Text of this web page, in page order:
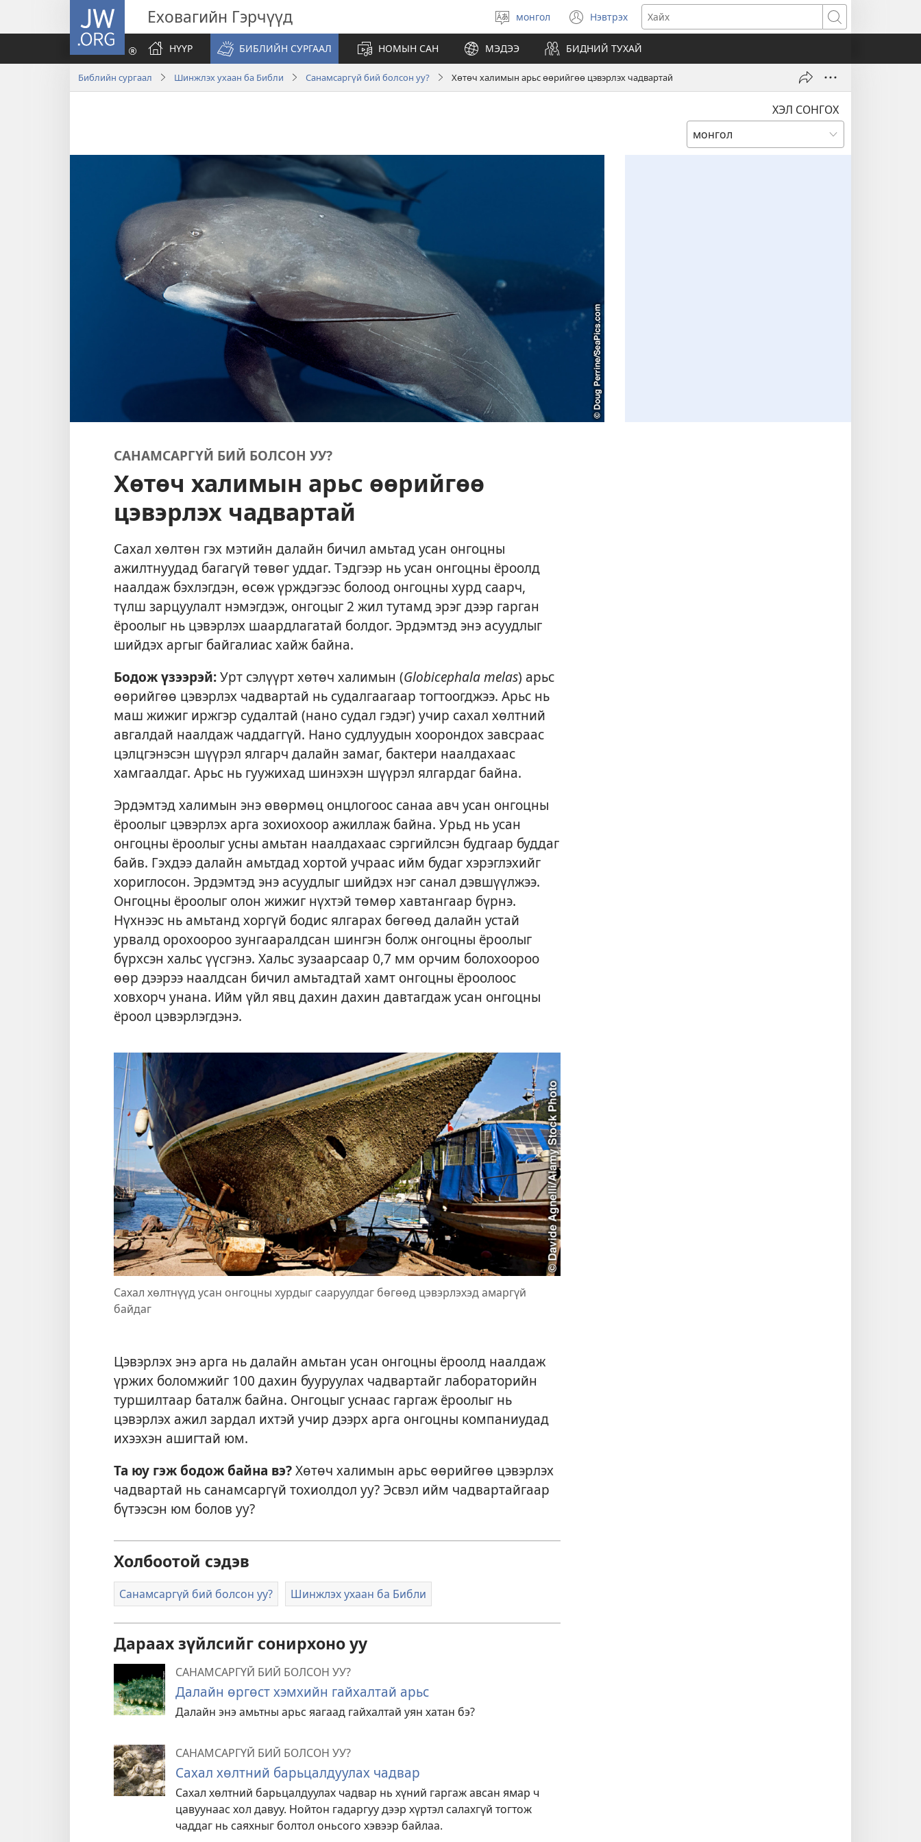
JW.ORG Еховагийн Гэрчүүд
Хэл
сонгох
монгол Нэвтрэх
(opens
new
window)
Хайх
НҮҮР
БИБЛИЙН СУРГААЛ НОМЫН САН МЭДЭЭ БИДНИЙ ТУХАЙ
Библийн сургаал Шинжлэх ухаан ба Библи Санамсаргүй бий болсон уу? Хөтөч халимын арьс өөрийгөө цэвэрлэх чадвартай
ХЭЛ СОНГОХ
САНАМСАРГҮЙ БИЙ БОЛСОН УУ?
Хөтөч халимын арьс өөрийгөө
цэвэрлэх чадвартай
Сахал хөлтөн гэх мэтийн далайн бичил амьтад усан онгоцны
ажилтнуудад багагүй төвөг уддаг. Тэдгээр нь усан онгоцны ёроолд
наалдаж бэхлэгдэн, өсөж үрждэгээс болоод онгоцны хурд саарч,
түлш зарцуулалт нэмэгдэж, онгоцыг 2 жил тутамд эрэг дээр гарган
ёроолыг нь цэвэрлэх шаардлагатай болдог. Эрдэмтэд энэ асуудлыг
шийдэх аргыг байгалиас хайж байна.
Бодож үзээрэй:Урт сэлүүрт хөтөч халимын (Globicephala melas) арьс
өөрийгөө цэвэрлэх чадвартай нь судалгаагаар тогтоогджээ. Арьс нь
маш жижиг иржгэр судалтай (нано судал гэдэг) учир сахал хөлтний
авгалдай наалдаж чаддаггүй. Нано судлуудын хоорондох завсраас
цэлцгэнэсэн шүүрэл ялгарч далайн замаг, бактери наалдахаас
хамгаалдаг. Арьс нь гуужихад шинэхэн шүүрэл ялгардаг байна.
Эрдэмтэд халимын энэ өвөрмөц онцлогоос санаа авч усан онгоцны
ёроолыг цэвэрлэх арга зохиохоор ажиллаж байна. Урьд нь усан
онгоцны ёроолыг усны амьтан наалдахаас сэргийлсэн будгаар буддаг
байв. Гэхдээ далайн амьтдад хортой учраас ийм будаг хэрэглэхийг
хориглосон. Эрдэмтэд энэ асуудлыг шийдэх нэг санал дэвшүүлжээ.
Онгоцны ёроолыг олон жижиг нүхтэй төмөр хавтангаар бүрнэ.
Нүхнээс нь амьтанд хоргүй бодис ялгарах бөгөөд далайн устай
урвалд орохоороо зунгааралдсан шингэн болж онгоцны ёроолыг
бүрхсэн хальс үүсгэнэ. Хальс зузаарсаар 0,7 мм орчим болохоороо
өөр дээрээ наалдсан бичил амьтадтай хамт онгоцны ёроолоос
ховхорч унана. Ийм үйл явц дахин дахин давтагдаж усан онгоцны
ёроол цэвэрлэгдэнэ.
Сахал хөлтнүүд усан онгоцны хурдыг сааруулдаг бөгөөд цэвэрлэхэд амаргүй
байдаг
Цэвэрлэх энэ арга нь далайн амьтан усан онгоцны ёроолд наалдаж
үржих боломжийг 100 дахин бууруулах чадвартайг лабораторийн
туршилтаар баталж байна. Онгоцыг уснаас гаргаж ёроолыг нь
цэвэрлэх ажил зардал ихтэй учир дээрх арга онгоцны компаниудад
ихээхэн ашигтай юм.
Та юу гэж бодож байна вэ?Хөтөч халимын арьс өөрийгөө цэвэрлэх
чадвартай нь санамсаргүй тохиолдол уу? Эсвэл ийм чадвартайгаар
бүтээсэн юм болов уу?
Холбоотой сэдэв
Санамсаргүй бий болсон уу? Шинжлэх ухаан ба Библи
Дараах зүйлсийг сонирхоно уу
САНАМСАРГҮЙ БИЙ БОЛСОН УУ?
Далайн өргөст хэмхийн гайхалтай арьс
Далайн энэ амьтны арьс яагаад гайхалтай уян хатан бэ?
САНАМСАРГҮЙ БИЙ БОЛСОН УУ?
Сахал хөлтний барьцалдуулах чадвар
Сахал хөлтний барьцалдуулах чадвар нь хүний гаргаж авсан ямар ч
цавуунаас хол давуу. Нойтон гадаргуу дээр хүртэл салахгүй тогтож
чаддаг нь саяхныг болтол оньсого хэвээр байлаа.